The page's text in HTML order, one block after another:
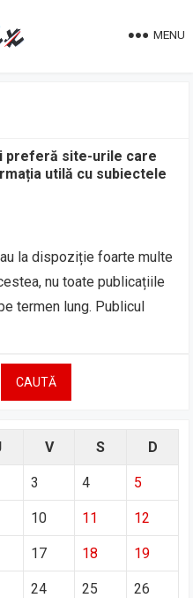
MENU
preferă site-urile care
utilă cu subiectele
la dispoziție foarte multe
nu toate publicațiile
termen lung. Publicul
V S D
3 4 5
10 11 12
17 18 19
24 25 26